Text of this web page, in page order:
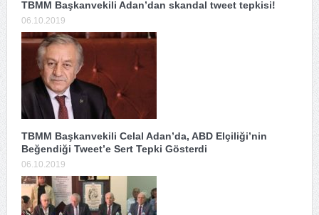
TBMM Başkanvekili Adan’dan skandal tweet tepkisi!
06.10.2019
TBMM Başkanvekili Celal Adan’da, ABD Elçiliği’nin
Beğendiği Tweet’e Sert Tepki Gösterdi
06.10.2019